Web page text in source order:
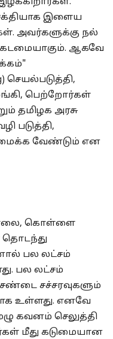
இளைய
அவர்களுக்கு நல்
கடமையாகும். ஆகவே
செயல்படுத்தி,
பெற்றோர்கள்
தமிழக அரசு
படுத்தி,
வேண்டும் என
கொள்ளை
பல லட்சம்
பல லட்சம்
சண்டை சச்சரவுகளும்
உள்ளது. எனவே
கவனம் செலுத்தி
மீது கடுமையான